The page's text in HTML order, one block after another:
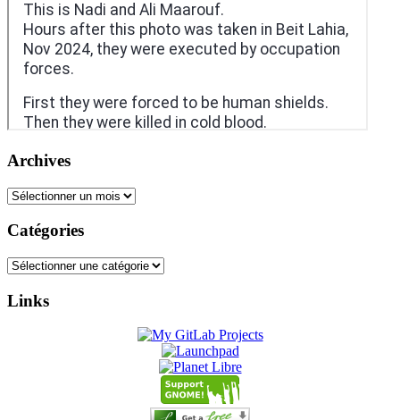
Archives
Archives
Catégories
Catégories
Links